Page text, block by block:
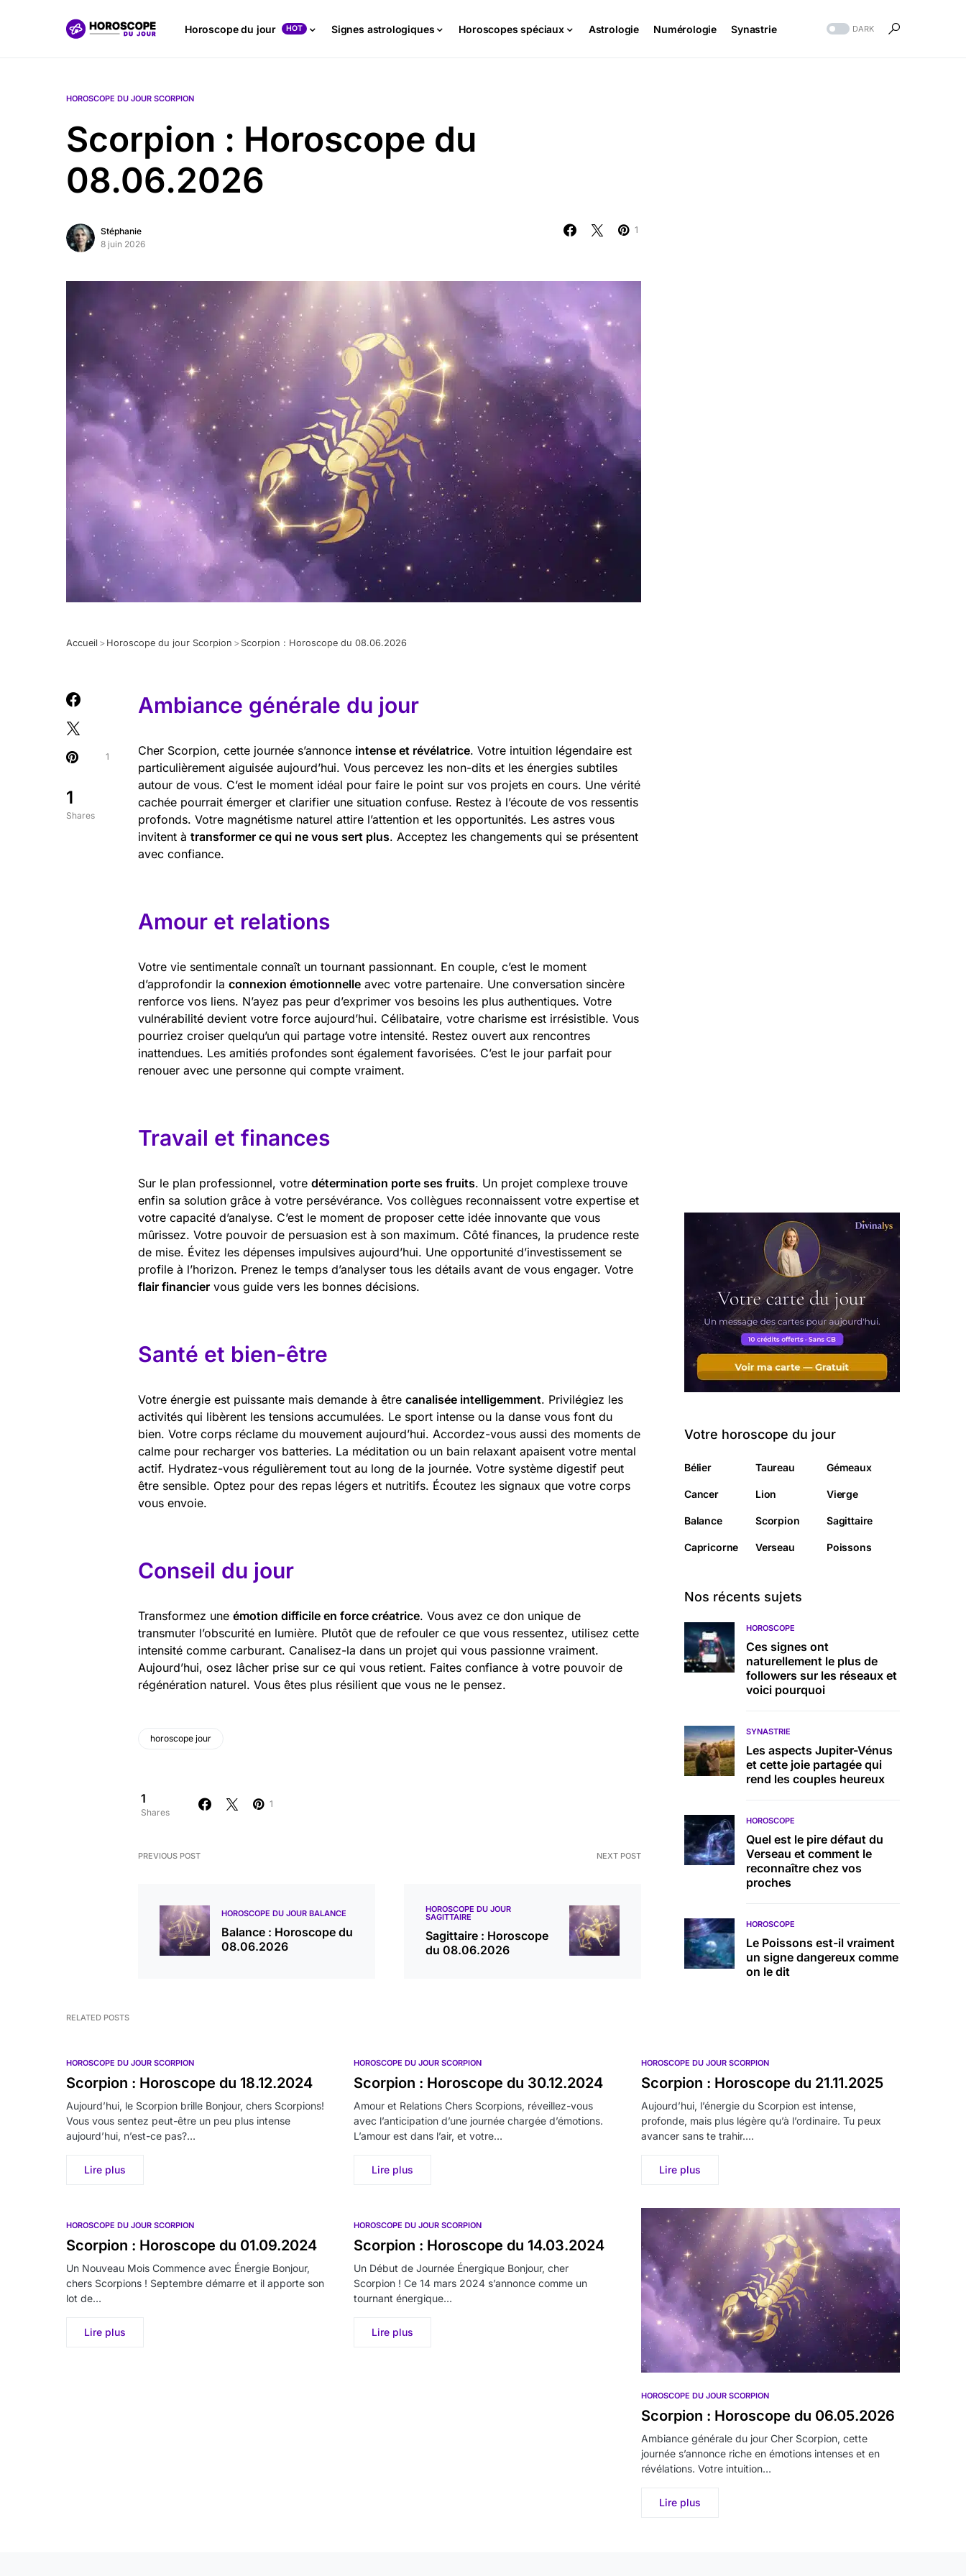
Horoscope du jour HOT Signes astrologiques Horoscopes spéciaux Astrologie Numérologie Synastrie DARK
HOROSCOPE DU JOUR SCORPION
Scorpion : Horoscope du
08.06.2026
Stéphanie
8 juin 2026
1
Accueil > Horoscope du jour Scorpion > Scorpion : Horoscope du 08.06.2026
1
Shares
1
Ambiance générale du jour
Cher Scorpion, cette journée s’annonce intense et révélatrice. Votre intuition légendaire est
particulièrement aiguisée aujourd’hui. Vous percevez les non-dits et les énergies subtiles
autour de vous. C’est le moment idéal pour faire le point sur vos projets en cours. Une vérité
cachée pourrait émerger et clarifier une situation confuse. Restez à l’écoute de vos ressentis
profonds. Votre magnétisme naturel attire l’attention et les opportunités. Les astres vous
invitent à transformer ce qui ne vous sert plus. Acceptez les changements qui se présentent
avec confiance.
Amour et relations
Votre vie sentimentale connaît un tournant passionnant. En couple, c’est le moment
d’approfondir la connexion émotionnelle avec votre partenaire. Une conversation sincère
renforce vos liens. N’ayez pas peur d’exprimer vos besoins les plus authentiques. Votre
vulnérabilité devient votre force aujourd’hui. Célibataire, votre charisme est irrésistible. Vous
pourriez croiser quelqu’un qui partage votre intensité. Restez ouvert aux rencontres
inattendues. Les amitiés profondes sont également favorisées. C’est le jour parfait pour
renouer avec une personne qui compte vraiment.
Travail et finances
Sur le plan professionnel, votre détermination porte ses fruits. Un projet complexe trouve
enfin sa solution grâce à votre persévérance. Vos collègues reconnaissent votre expertise et
votre capacité d’analyse. C’est le moment de proposer cette idée innovante que vous
mûrissez. Votre pouvoir de persuasion est à son maximum. Côté finances, la prudence reste
de mise. Évitez les dépenses impulsives aujourd’hui. Une opportunité d’investissement se
profile à l’horizon. Prenez le temps d’analyser tous les détails avant de vous engager. Votre
flair financier vous guide vers les bonnes décisions.
Santé et bien-être
Votre énergie est puissante mais demande à être canalisée intelligemment. Privilégiez les
activités qui libèrent les tensions accumulées. Le sport intense ou la danse vous font du
bien. Votre corps réclame du mouvement aujourd’hui. Accordez-vous aussi des moments de
calme pour recharger vos batteries. La méditation ou un bain relaxant apaisent votre mental
actif. Hydratez-vous régulièrement tout au long de la journée. Votre système digestif peut
être sensible. Optez pour des repas légers et nutritifs. Écoutez les signaux que votre corps
vous envoie.
Conseil du jour
Transformez une émotion difficile en force créatrice. Vous avez ce don unique de
transmuter l’obscurité en lumière. Plutôt que de refouler ce que vous ressentez, utilisez cette
intensité comme carburant. Canalisez-la dans un projet qui vous passionne vraiment.
Aujourd’hui, osez lâcher prise sur ce qui vous retient. Faites confiance à votre pouvoir de
régénération naturel. Vous êtes plus résilient que vous ne le pensez.
horoscope jour
1
Shares
1
PREVIOUS POST
HOROSCOPE DU JOUR BALANCE
Balance : Horoscope du
08.06.2026
NEXT POST
HOROSCOPE DU JOUR
SAGITTAIRE
Sagittaire : Horoscope
du 08.06.2026
Votre horoscope du jour
Bélier Taureau Gémeaux
Cancer Lion Vierge
Balance Scorpion Sagittaire
Capricorne Verseau Poissons
Nos récents sujets
HOROSCOPE
Ces signes ont
naturellement le plus de
followers sur les réseaux et
voici pourquoi
SYNASTRIE
Les aspects Jupiter-Vénus
et cette joie partagée qui
rend les couples heureux
HOROSCOPE
Quel est le pire défaut du
Verseau et comment le
reconnaître chez vos
proches
HOROSCOPE
Le Poissons est-il vraiment
un signe dangereux comme
on le dit
RELATED POSTS
HOROSCOPE DU JOUR SCORPION
Scorpion : Horoscope du 18.12.2024
Aujourd’hui, le Scorpion brille Bonjour, chers Scorpions!
Vous vous sentez peut-être un peu plus intense
aujourd’hui, n’est-ce pas?…
Lire plus
HOROSCOPE DU JOUR SCORPION
Scorpion : Horoscope du 30.12.2024
Amour et Relations Chers Scorpions, réveillez-vous
avec l’anticipation d’une journée chargée d’émotions.
L’amour est dans l’air, et votre…
Lire plus
HOROSCOPE DU JOUR SCORPION
Scorpion : Horoscope du 21.11.2025
Aujourd’hui, l’énergie du Scorpion est intense,
profonde, mais plus légère qu’à l’ordinaire. Tu peux
avancer sans te trahir.…
Lire plus
HOROSCOPE DU JOUR SCORPION
Scorpion : Horoscope du 01.09.2024
Un Nouveau Mois Commence avec Énergie Bonjour,
chers Scorpions ! Septembre démarre et il apporte son
lot de…
Lire plus
HOROSCOPE DU JOUR SCORPION
Scorpion : Horoscope du 14.03.2024
Un Début de Journée Énergique Bonjour, cher
Scorpion ! Ce 14 mars 2024 s’annonce comme un
tournant énergique…
Lire plus
HOROSCOPE DU JOUR SCORPION
Scorpion : Horoscope du 06.05.2026
Ambiance générale du jour Cher Scorpion, cette
journée s’annonce riche en émotions intenses et en
révélations. Votre intuition…
Lire plus